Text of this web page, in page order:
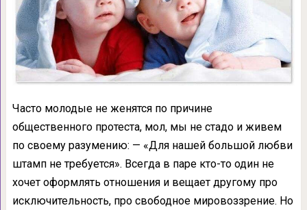
Часто молодые не женятся по причине
общественного протеста, мол, мы не стадо и живем
по своему разумению: — «Для нашей большой любви
штамп не требуется». Всегда в паре кто-то один не
хочет оформлять отношения и вещает другому про
исключительность, про свободное мировоззрение. Но